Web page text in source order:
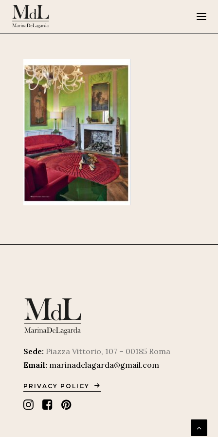
Marina de Lagarda
Lavori
Progetti speciali
Opere su Tela
Press
G108
EN
Sede: Piazza Vittorio, 107 – 00185 Roma
Email: marinadelagarda@gmail.com
PRIVACY POLICY